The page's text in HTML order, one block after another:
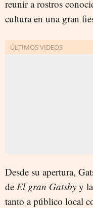
reunir a rostros
cultura en una gran
Desde su apertura,
de El gran Gatsby y
tanto a público local